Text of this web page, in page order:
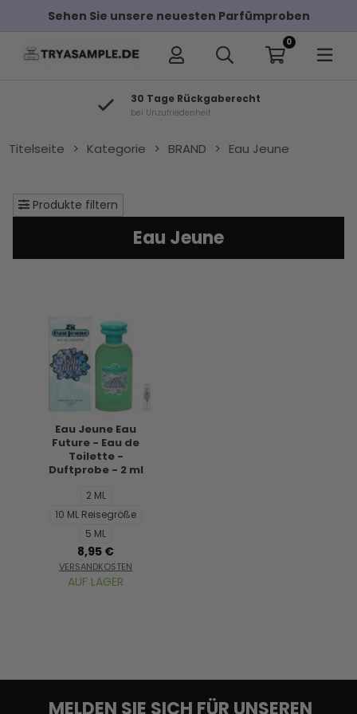
Sehen Sie unsere neuesten Parfümproben
0
30 Tage Rückgaberecht
bei Unzufriedenheit
Titelseite > Kategorie > BRAND > Eau Jeune
Produkte filtern
Eau Jeune
Eau Jeune Eau
Future - Eau de
Toilette -
Duftprobe - 2 ml
2 ML
10 ML Reisegröße
5 ML
8,95 €
VERSANDKOSTEN
AUF LAGER
MELDEN SIE SICH FÜR UNSEREN